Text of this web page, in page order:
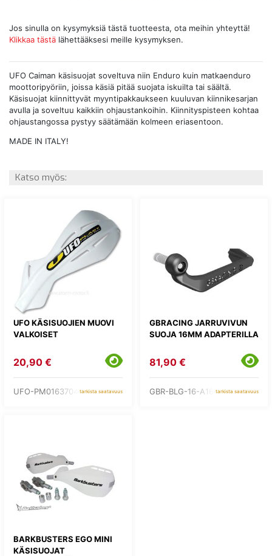
Jos sinulla on kysymyksiä tästä tuotteesta, ota meihin yhteyttä!
Klikkaa tästä lähettääksesi meille kysymyksen.
UFO Caiman käsisuojat soveltuva niin Enduro kuin matkaenduro
moottoripyöriin, joissa käsiä pitää suojata iskuilta tai säältä.
Käsisuojat kiinnittyvät myyntipakkaukseen kuuluvan kiinnikesarjan
avulla ja soveltuu kaikkiin ohjaustankoihin. Kiinnityspisteen kohtaa
ohjaustangossa pystyy säätämään kolmeen eriasentoon.
MADE IN ITALY!
Katso myös:
UFO KÄSISUOJIEN MUOVI
VALKOISET
20,90 €
UFO-PM01637041tarkista saatavuus
GBRACING JARRUVIVUN
SUOJA 16MM ADAPTERILLA
81,90 €
GBR-BLG-16-A160tarkista saatavuus
BARKBUSTERS EGO MINI
KÄSISUOJAT